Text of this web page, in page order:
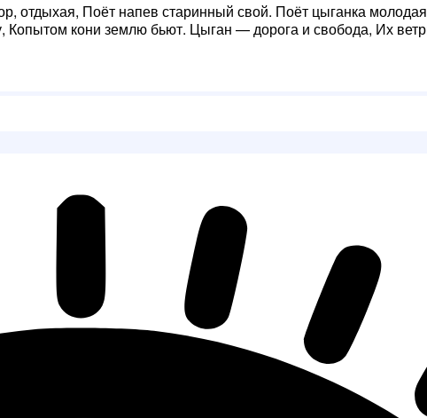
отдыхая, Поёт напев старинный свой. Поёт цыганка
Копытом кони землю бьют. Цыган — дорога и свобода, Их